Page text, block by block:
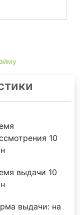
10
выдачи 10
выдачи: на